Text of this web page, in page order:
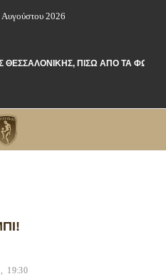
2026
ΘΕΣΣΑΛΟΝΊΚΗΣ, ΠΊΣΩ ΑΠΌ ΤΑ ΦΏΤΑ
19:30